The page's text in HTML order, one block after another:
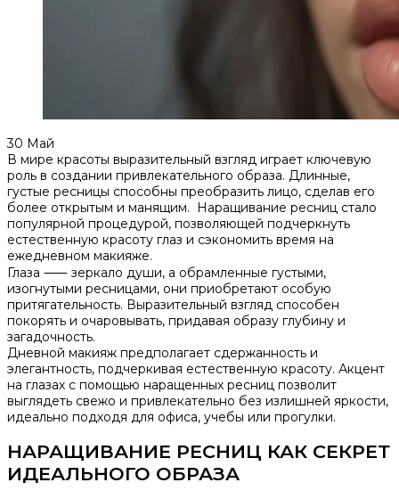
30 Май
В мире красоты выразительный взгляд играет ключевую
роль в создании привлекательного образа. Длинные,
густые ресницы способны преобразить лицо, сделав его
более открытым и манящим.​ Наращивание ресниц стало
популярной процедурой, позволяющей подчеркнуть
естественную красоту глаз и сэкономить время на
ежедневном макияже.
Глаза ⸺ зеркало души, а обрамленные густыми,
изогнутыми ресницами, они приобретают особую
притягательность.​ Выразительный взгляд способен
покорять и очаровывать, придавая образу глубину и
загадочность.
Дневной макияж предполагает сдержанность и
элегантность, подчеркивая естественную красоту. Акцент
на глазах с помощью наращенных ресниц позволит
выглядеть свежо и привлекательно без излишней яркости,
идеально подходя для офиса, учебы или прогулки.​
НАРАЩИВАНИЕ РЕСНИЦ КАК СЕКРЕТ
ИДЕАЛЬНОГО ОБРАЗА